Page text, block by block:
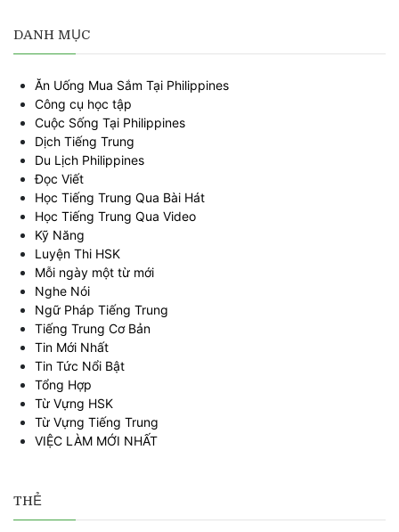
DANH MỤC
Ăn Uống Mua Sắm Tại Philippines
Công cụ học tập
Cuộc Sống Tại Philippines
Dịch Tiếng Trung
Du Lịch Philippines
Đọc Viết
Học Tiếng Trung Qua Bài Hát
Học Tiếng Trung Qua Video
Kỹ Năng
Luyện Thi HSK
Mỗi ngày một từ mới
Nghe Nói
Ngữ Pháp Tiếng Trung
Tiếng Trung Cơ Bản
Tin Mới Nhất
Tin Tức Nổi Bật
Tổng Hợp
Từ Vựng HSK
Từ Vựng Tiếng Trung
VIỆC LÀM MỚI NHẤT
THẺ